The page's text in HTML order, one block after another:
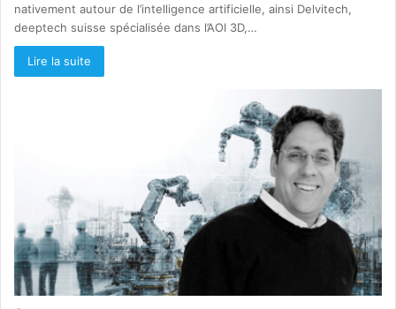
nativement autour de l’intelligence artificielle, ainsi Delvitech,
deeptech suisse spécialisée dans l’AOI 3D,…
Lire la suite